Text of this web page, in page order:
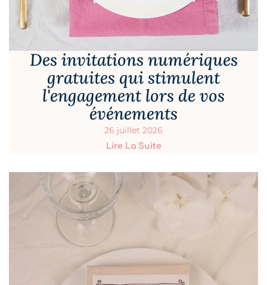
Des invitations numériques
gratuites qui stimulent
l'engagement lors de vos
événements
26 juillet 2026
Lire La Suite